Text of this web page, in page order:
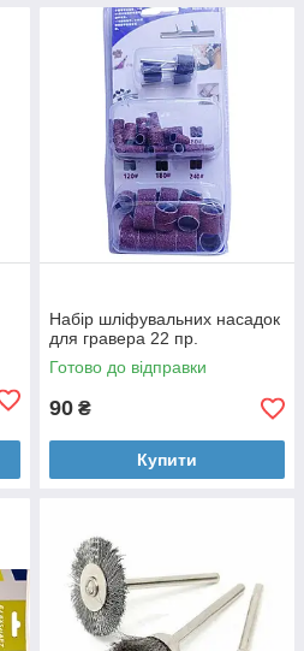
Набір шліфувальних насадок
для гравера 22 пр.
Готово до відправки
90 ₴
Купити